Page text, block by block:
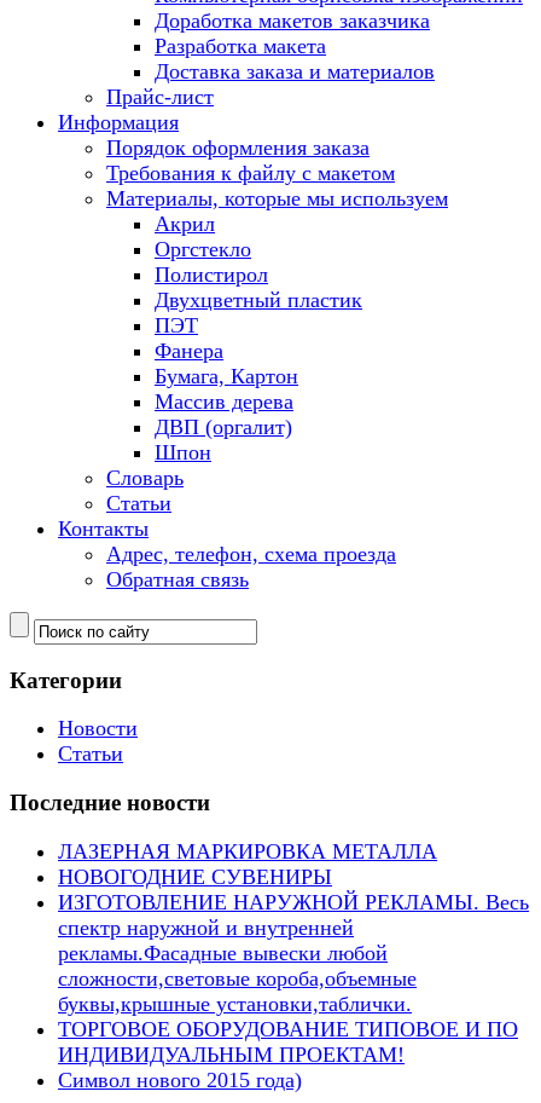
Доработка макетов заказчика
Разработка макета
Доставка заказа и материалов
Прайс-лист
Информация
Порядок оформления заказа
Требования к файлу c макетом
Материалы, которые мы используем
Акрил
Оргстекло
Полистирол
Двухцветный пластик
ПЭТ
Фанера
Бумага, Картон
Массив дерева
ДВП (оргалит)
Шпон
Словарь
Статьи
Контакты
Адрес, телефон, схема проезда
Обратная связь
Категории
Новости
Статьи
Последние новости
ЛАЗЕРНАЯ МАРКИРОВКА МЕТАЛЛА
НОВОГОДНИЕ СУВЕНИРЫ
ИЗГОТОВЛЕНИЕ НАРУЖНОЙ РЕКЛАМЫ. Весь
спектр наружной и внутренней
рекламы.Фасадные вывески любой
сложности,световые короба,объемные
буквы,крышные установки,таблички.
ТОРГОВОЕ ОБОРУДОВАНИЕ ТИПОВОЕ И ПО
ИНДИВИДУАЛЬНЫМ ПРОЕКТАМ!
Символ нового 2015 года)